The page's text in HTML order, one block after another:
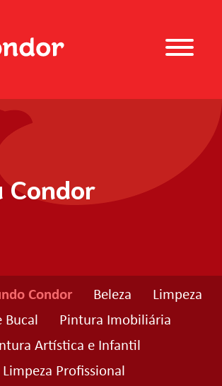
Condor
Condor Beleza
Limpeza
Bucal
Pintura Imobiliária
Artística e Infantil
Limpeza Profissional